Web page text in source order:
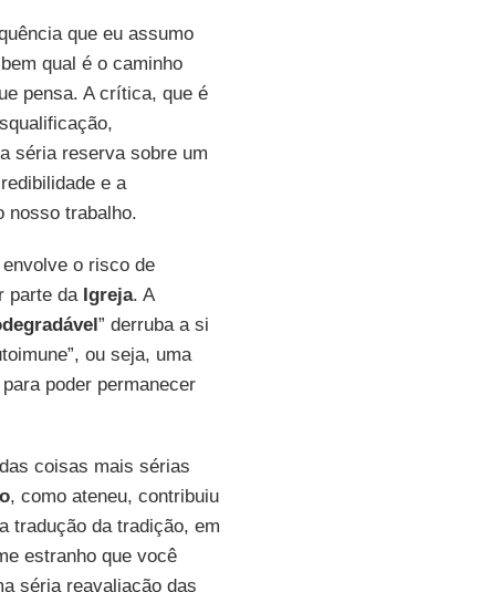
que eu assumo
qual é o caminho
pensa. A crítica, que é
séria reserva sobre um
e a
nosso trabalho.
o risco de
parte da Igreja. A
” derruba a si
ou seja, uma
poder permanecer
coisas mais sérias
, como ateneu, contribuiu
tradução da tradição, em
estranho que você
séria reavaliação das